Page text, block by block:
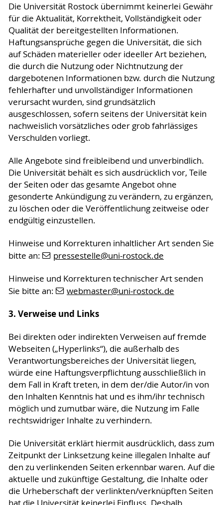
Die Universität Rostock übernimmt keinerlei Gewähr
für die Aktualität, Korrektheit, Vollständigkeit oder
Qualität der bereitgestellten Informationen.
Haftungsansprüche gegen die Universität, die sich
auf Schäden materieller oder ideeller Art beziehen,
die durch die Nutzung oder Nichtnutzung der
dargebotenen Informationen bzw. durch die Nutzung
fehlerhafter und unvollständiger Informationen
verursacht wurden, sind grundsätzlich
ausgeschlossen, sofern seitens der Universität kein
nachweislich vorsätzliches oder grob fahrlässiges
Verschulden vorliegt.
Alle Angebote sind freibleibend und unverbindlich.
Die Universität behält es sich ausdrücklich vor, Teile
der Seiten oder das gesamte Angebot ohne
gesonderte Ankündigung zu verändern, zu ergänzen,
zu löschen oder die Veröffentlichung zeitweise oder
endgültig einzustellen.
Hinweise und Korrekturen inhaltlicher Art senden Sie
bitte an:
pressestelle@uni-rostock.de
Hinweise und Korrekturen technischer Art senden
Sie bitte an:
webmaster@uni-rostock.de
3. Verweise und Links
Bei direkten oder indirekten Verweisen auf fremde
Webseiten („Hyperlinks“), die außerhalb des
Verantwortungsbereiches der Universität liegen,
würde eine Haftungsverpflichtung ausschließlich in
dem Fall in Kraft treten, in dem der/die Autor/in von
den Inhalten Kenntnis hat und es ihm/ihr technisch
möglich und zumutbar wäre, die Nutzung im Falle
rechtswidriger Inhalte zu verhindern.
Die Universität erklärt hiermit ausdrücklich, dass zum
Zeitpunkt der Linksetzung keine illegalen Inhalte auf
den zu verlinkenden Seiten erkennbar waren. Auf die
aktuelle und zukünftige Gestaltung, die Inhalte oder
die Urheberschaft der verlinkten/verknüpften Seiten